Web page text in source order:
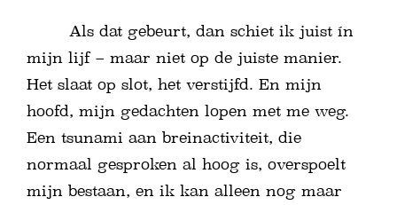
Als dat gebeurt, dan schiet ik juist ín
mijn lijf – maar niet op de juiste manier.
Het slaat op slot, het verstijfd. En mijn
hoofd, mijn gedachten lopen met me weg.
Een tsunami aan breinactiviteit, die
normaal gesproken al hoog is, overspoelt
mijn bestaan, en ik kan alleen nog maar